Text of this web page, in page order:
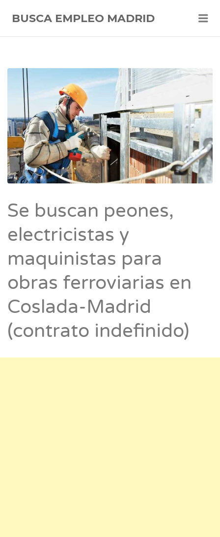
BUSCA EMPLEO MADRID
Se buscan peones,
electricistas y
maquinistas para
obras ferroviarias en
Coslada-Madrid
(contrato indefinido)